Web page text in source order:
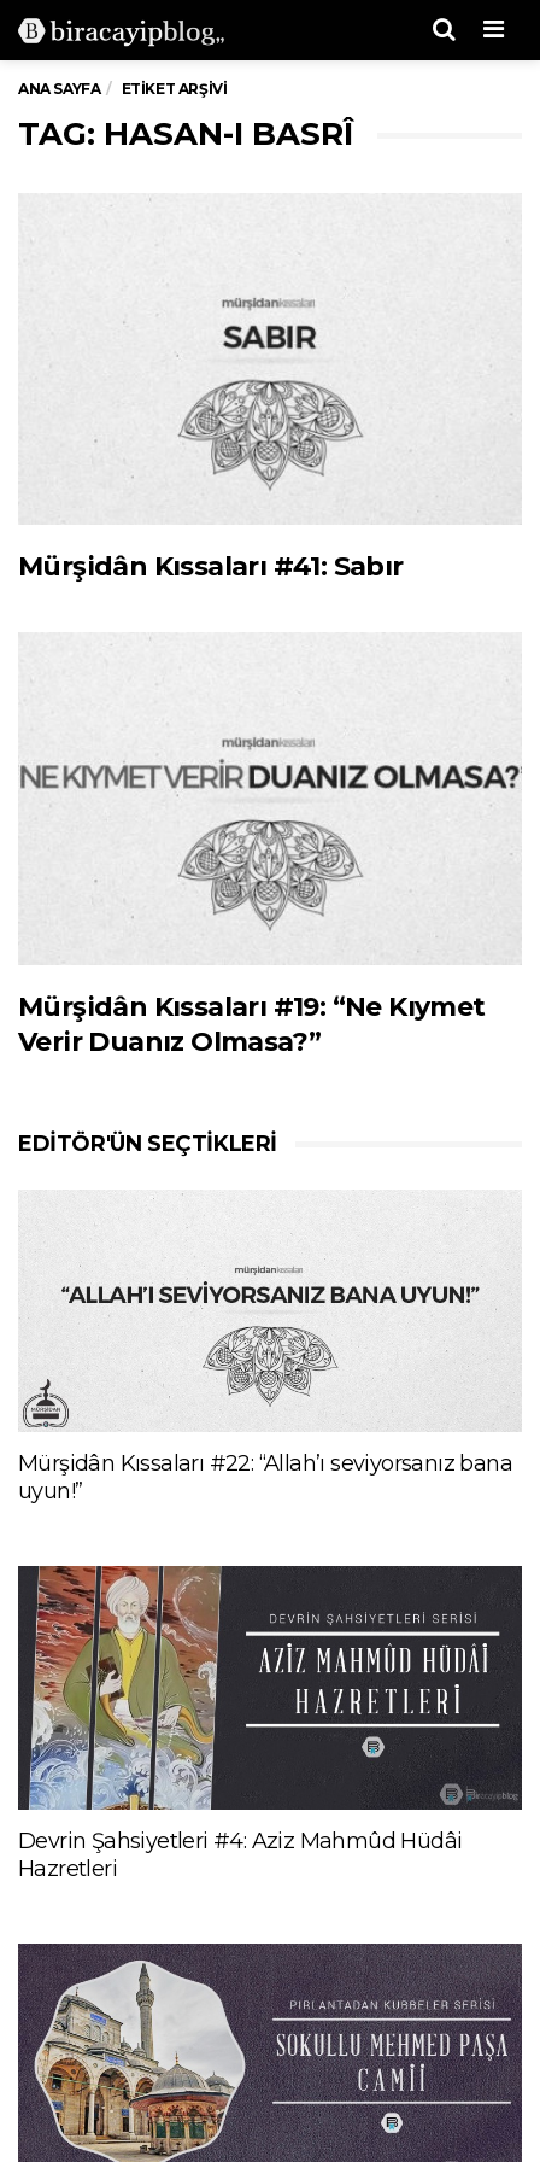
ANA SAYFA ETIKET ARŞIVI
TAG: HASAN-I BASRÎ
Mürşidân Kıssaları #41: Sabır
Mürşidân Kıssaları #19: “Ne Kıymet
Verir Duanız Olmasa?”
EDITÖR'ÜN SEÇTIKLERI
Mürşidân Kıssaları #22: “Allah’ı seviyorsanız bana
uyun!”
Devrin Şahsiyetleri #4: Aziz Mahmûd Hüdâi
Hazretleri